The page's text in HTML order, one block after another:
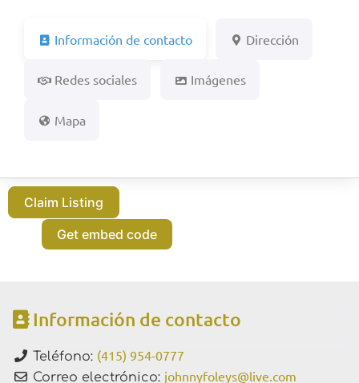
Información de contacto Dirección
Redes sociales Imágenes
Mapa
Claim Listing
Get embed code
Información de contacto
Teléfono: (415) 954-0777
Correo electrónico: johnnyfoleys@live.com